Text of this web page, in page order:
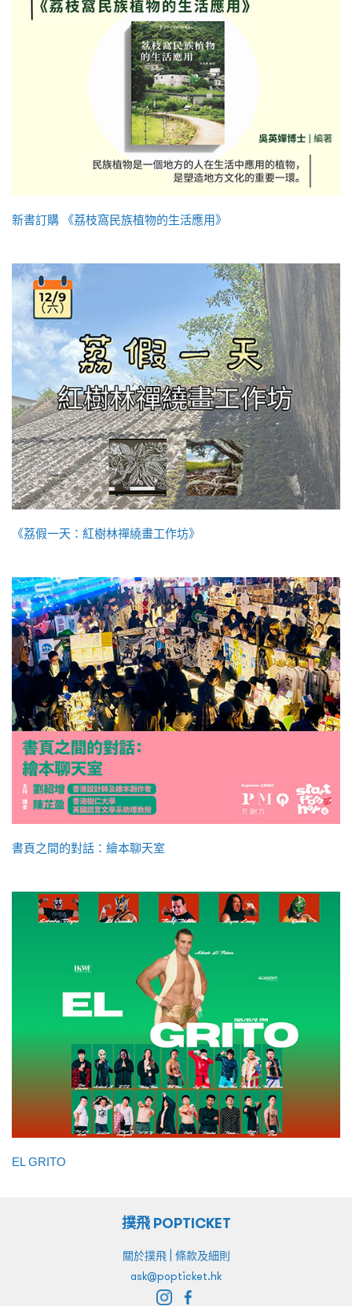
新書訂購 《荔枝窩民族植物的生活應用》
《荔假一天：紅樹林禪繞畫工作坊》
書頁之間的對話：繪本聊天室
EL GRITO
撲飛 POPTICKET
關於撲飛| 條款及細則
ask@popticket.hk